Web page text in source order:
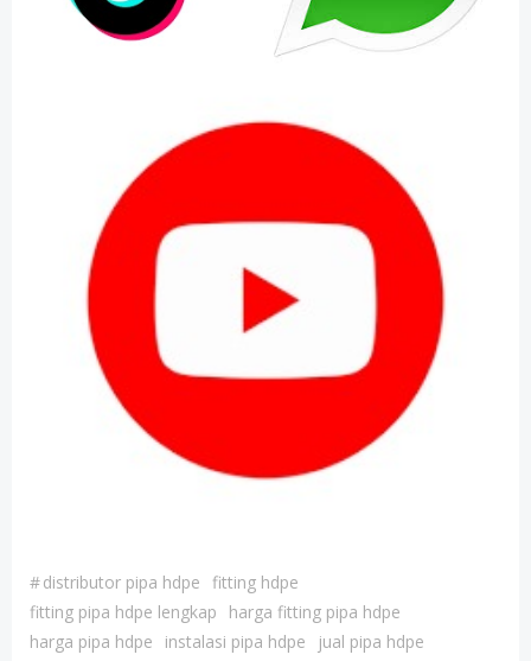
#distributor pipa hdpe fitting hdpe
fitting pipa hdpe lengkap
harga fitting pipa hdpe
harga pipa hdpe
instalasi pipa hdpe
jual pipa hdpe